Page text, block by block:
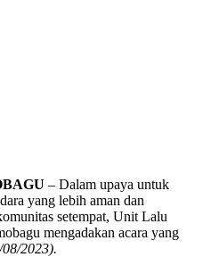
– Dalam upaya untuk
yang lebih aman dan
setempat, Unit Lalu
mengadakan acara yang
2023).